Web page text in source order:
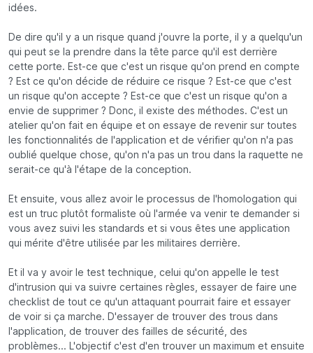
idées.
De dire qu'il y a un risque quand j'ouvre la porte, il y a quelqu'un
qui peut se la prendre dans la tête parce qu'il est derrière
cette porte. Est-ce que c'est un risque qu'on prend en compte
? Est ce qu'on décide de réduire ce risque ? Est-ce que c'est
un risque qu'on accepte ? Est-ce que c'est un risque qu'on a
envie de supprimer ? Donc, il existe des méthodes. C'est un
atelier qu'on fait en équipe et on essaye de revenir sur toutes
les fonctionnalités de l'application et de vérifier qu'on n'a pas
oublié quelque chose, qu'on n'a pas un trou dans la raquette ne
serait-ce qu'à l'étape de la conception.
Et ensuite, vous allez avoir le processus de l'homologation qui
est un truc plutôt formaliste où l'armée va venir te demander si
vous avez suivi les standards et si vous êtes une application
qui mérite d'être utilisée par les militaires derrière.
Et il va y avoir le test technique, celui qu'on appelle le test
d'intrusion qui va suivre certaines règles, essayer de faire une
checklist de tout ce qu'un attaquant pourrait faire et essayer
de voir si ça marche. D'essayer de trouver des trous dans
l'application, de trouver des failles de sécurité, des
problèmes... L'objectif c'est d'en trouver un maximum et ensuite